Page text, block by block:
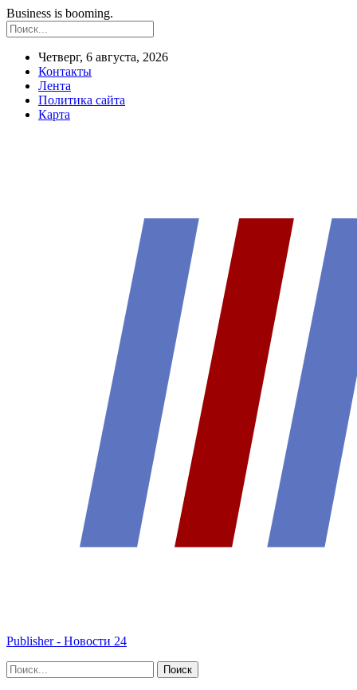
Business is booming.
Четверг, 6 августа, 2026
Контакты
Лента
Политика сайта
Карта
Publisher - Новости 24